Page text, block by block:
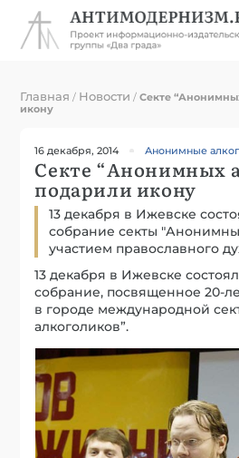
Главная / Новости /Секте
икону
16 декабря, 2014 Анонимные
Секте “Анонимных
подарили икону
13 декабря в Ижевске
собрание секты
участием православного
13 декабря в Ижевске
собрание, посвященное 20-
в городе международной
алкоголиков”.